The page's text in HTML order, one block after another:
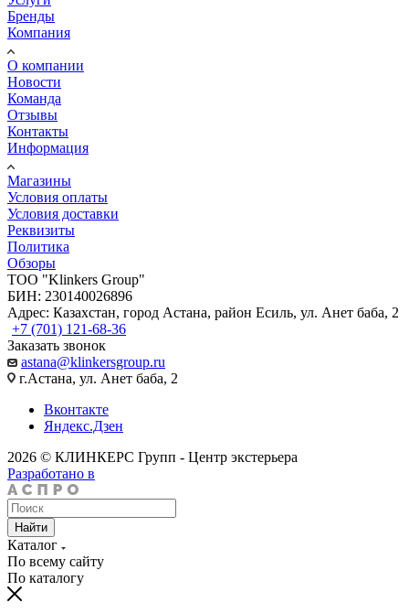
Бренды
Компания
О компании
Новости
Команда
Отзывы
Контакты
Информация
Магазины
Условия оплаты
Условия доставки
Реквизиты
Политика
Обзоры
TOO "Klinkers Group"
БИН: 230140026896
Адрес: Казахстан, город Астана, район Есиль, ул. Анет баба, 2
+7 (701) 121-68-36
Заказать звонок
astana@klinkersgroup.ru
г.Астана, ул. Анет баба, 2
Вконтакте
Яндекс.Дзен
2026 © КЛИНКЕРС Групп - Центр экстерьера
Разработано в
Найти
Каталог
По всему сайту
По каталогу